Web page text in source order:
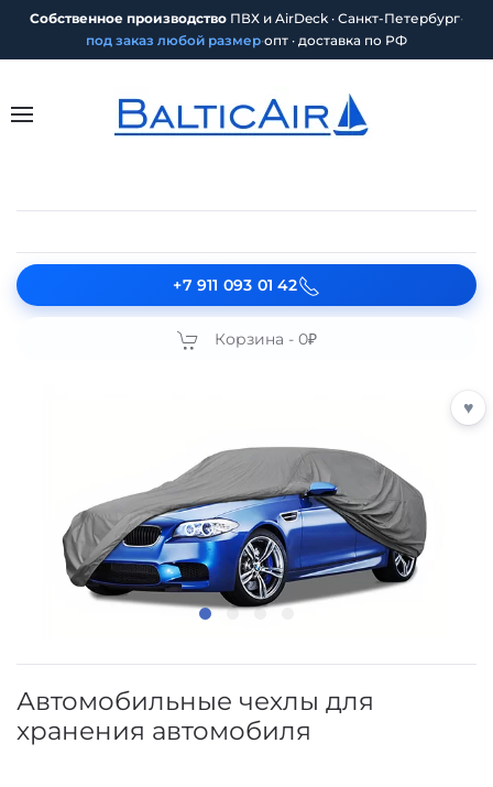
Собственное производство ПВХ и AirDeck · Санкт-Петербург·
под заказ любой размер·опт · доставка по РФ
+7 911 093 01 42
Корзина - 0₽
Автомобильные чехлы для
хранения автомобиля
♥